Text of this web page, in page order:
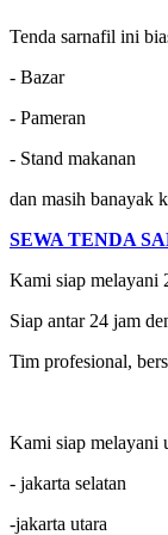
Tenda sarnafil ini
- Bazar
- Pameran
- Stand makanan
dan masih banayak
SEWA TENDA
Kami siap melayani
Siap antar 24 jam
Tim profesional,
Kami siap melayani
- jakarta selatan
-jakarta utara